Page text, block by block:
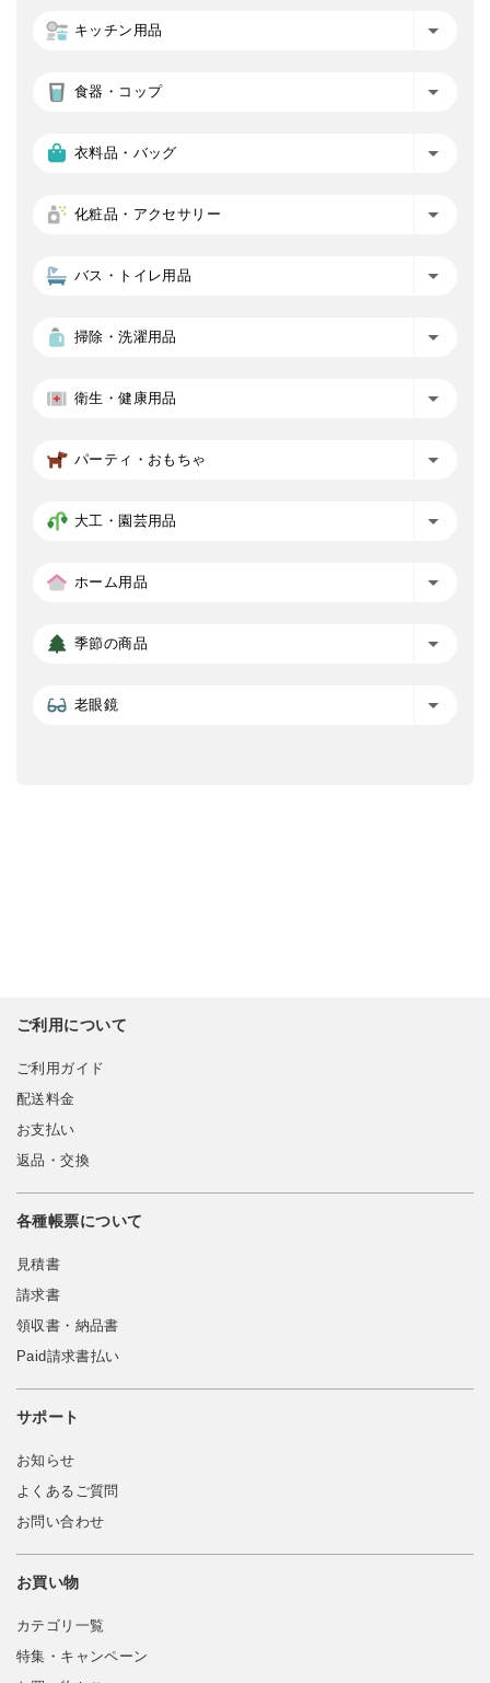
キッチン用品
食器・コップ
衣料品・バッグ
化粧品・アクセサリー
バス・トイレ用品
掃除・洗濯用品
衛生・健康用品
パーティ・おもちゃ
大工・園芸用品
ホーム用品
季節の商品
老眼鏡
ご利用について
ご利用ガイド
配送料金
お支払い
返品・交換
各種帳票について
見積書
請求書
領収書・納品書
Paid請求書払い
サポート
お知らせ
よくあるご質問
お問い合わせ
お買い物
カテゴリ一覧
特集・キャンペーン